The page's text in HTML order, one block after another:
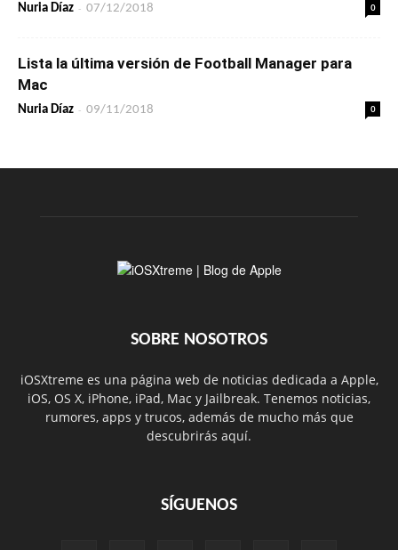
Nuria Díaz - 07/12/2018 0
Lista la última versión de Football Manager para
Mac
Nuria Díaz - 09/11/2018 0
SOBRE NOSOTROS
iOSXtreme es una página web de noticias dedicada a Apple,
iOS, OS X, iPhone, iPad, Mac y Jailbreak. Tenemos noticias,
rumores, apps y trucos, además de mucho más que
descubrirás aquí.
SÍGUENOS